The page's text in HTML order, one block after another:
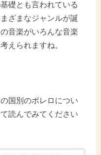
礎とも言われている
ざまなジャンルが誕
音楽がいろんな音楽
えられますね。
国別のボレロについ
読んでみてください